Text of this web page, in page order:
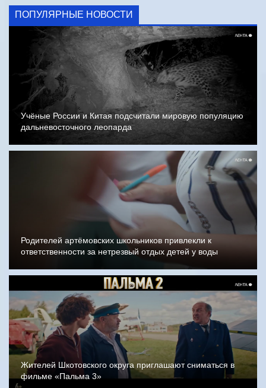
ПОПУЛЯРНЫЕ НОВОСТИ
Учёные России и Китая подсчитали мировую популяцию
дальневосточного леопарда
Родителей артёмовских школьников привлекли к
ответственности за нетрезвый отдых детей у воды
Жителей Шкотовского округа приглашают сниматься в
фильме «Пальма 3»